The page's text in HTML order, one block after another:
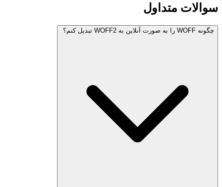
سوالات متداول
چگونه WOFF را به صورت آنلاین به WOFF2 تبدیل کنم؟